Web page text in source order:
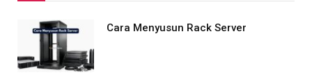
Cara Menyusun Rack Server